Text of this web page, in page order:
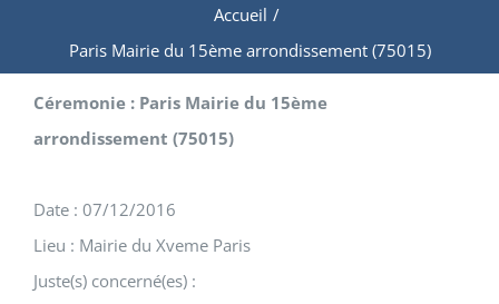
Accueil /
Paris Mairie du 15ème arrondissement (75015)
Céremonie : Paris Mairie du 15ème
arrondissement (75015)
Date : 07/12/2016
Lieu : Mairie du Xveme Paris
Juste(s) concerné(es) :